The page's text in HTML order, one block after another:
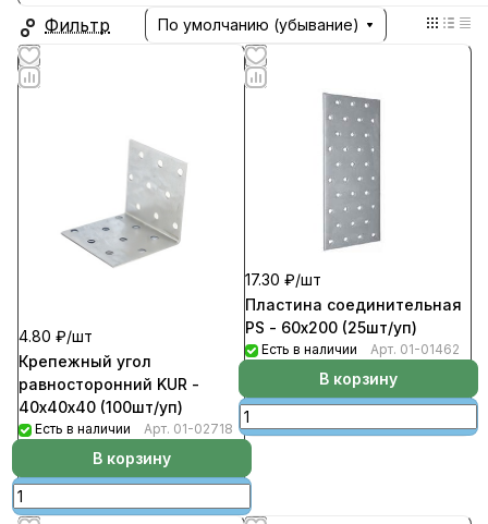
Фильтр По умолчанию (убывание)
4.80 ₽/шт
Крепежный угол
равносторонний KUR -
40х40х40 (100шт/уп)
Есть в наличии Арт. 01-02718
В корзину
17.30 ₽/шт
Пластина соединительная
PS - 60х200 (25шт/уп)
Есть в наличии Арт. 01-01462
В корзину